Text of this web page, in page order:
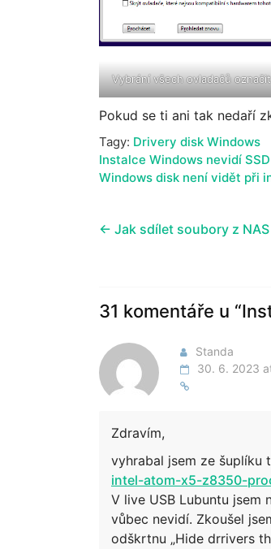
Vybrání všech ovladačů
Pokud se ti ani tak nedaří
Tagy: Drivery disk Windows
Instalce Windows nevidí SSD
Windows disk není vidět při
← Jak sdílet soubory z
31 komentáře u “
Standa
30. 6. 2023
Zdravím,
vyhrabal jsem ze šuplíku
intel-atom-x5-z8350-
V live USB Lubuntu
vůbec nevidí. Zkoušel
odškrtnu „Hide drrivers